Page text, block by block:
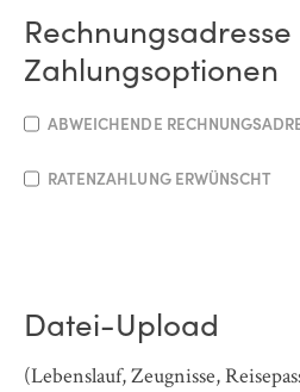
Zahlungsoptionen
ABWEICHENDE
RATENZAHLUNG ERWÜNSCHT
Datei-Upload
(Lebenslauf, Zeugnisse,